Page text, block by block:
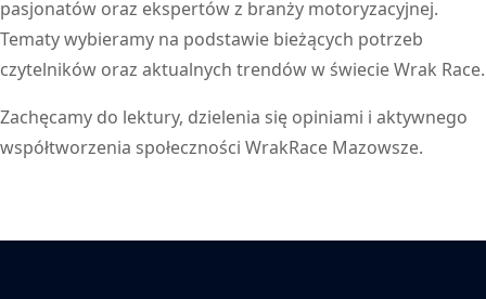
pasjonatów oraz ekspertów z branży motoryzacyjnej.
Tematy wybieramy na podstawie bieżących potrzeb
czytelników oraz aktualnych trendów w świecie Wrak Race.
Zachęcamy do lektury, dzielenia się opiniami i aktywnego
współtworzenia społeczności WrakRace Mazowsze.